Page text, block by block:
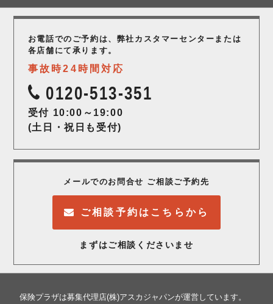
お電話でのご予約は、弊社カスタマーセンター または
各店舗にて承ります。
事故時24時間対応
0120-513-351
受付 10:00～19:00
(土日・祝日も受付)
メールでのお問合せ ご相談ご予約先
ご相談予約はこちらから
まずはご相談くださいませ
保険プラザは募集代理店(株)アスカジャパンが運営しています。